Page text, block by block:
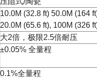
10.0M (32.8 ft) 50.0M (164
20.0M (65.6 ft), 100M (326
大2倍，极限2.5倍耐压
±0.05% 全量程
0.1%全量程